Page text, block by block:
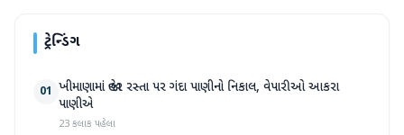
ટ્રેન્ડિંગ
01 ખીમાણામાં જાહેર રસ્તા પર ગંદા પાણીનો નિકાલ, વેપારીઓ આકરા
પાણીએ
23 કલાક પહેલા